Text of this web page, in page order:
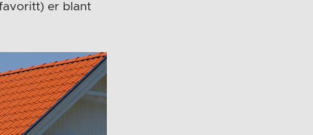
er blant